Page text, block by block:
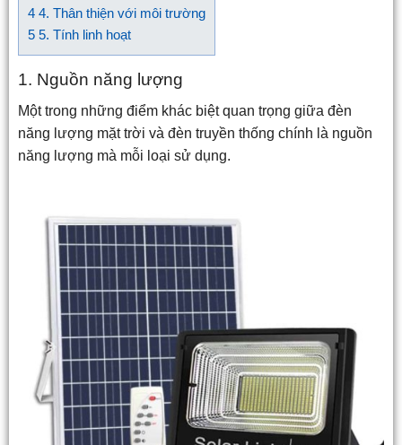
44. Thân thiện với môi trường
55. Tính linh hoạt
1. Nguồn năng lượng
Một trong những điểm khác biệt quan trọng giữa đèn
năng lượng mặt trời và đèn truyền thống chính là nguồn
năng lượng mà mỗi loại sử dụng.